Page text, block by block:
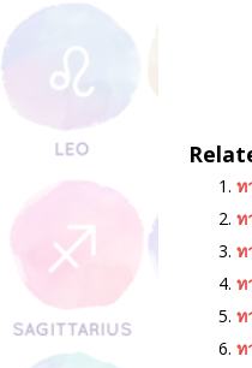
ท
ท
ท
ท
ท
ท